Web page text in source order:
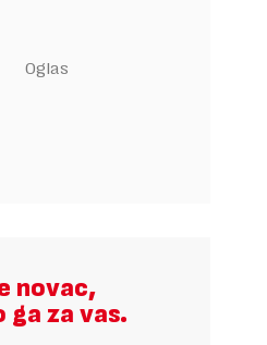
novac,
ga za vas.